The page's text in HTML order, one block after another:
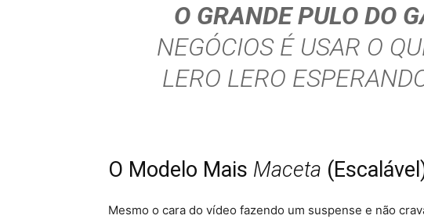
O GRANDE PULO DO
NEGÓCIOS É USAR O
LERO LERO
O Modelo Mais Maceta
Mesmo o cara do vídeo fazendo um suspense e não